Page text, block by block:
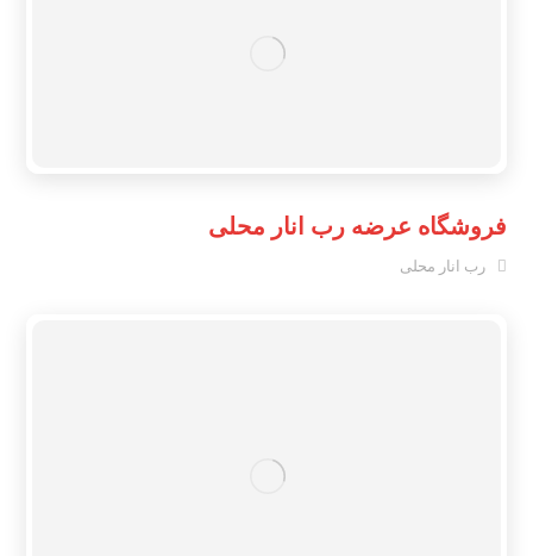
فروشگاه عرضه رب انار محلی
رب انار محلی